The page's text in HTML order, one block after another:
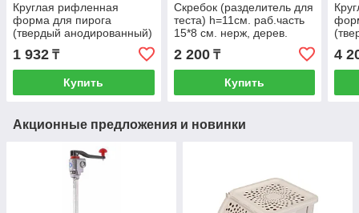
Круглая рифленная
форма для пирога
(твердый анодированный)
(SN5552)
1 932 ₸
Купить
Скребок (разделитель для
теста) h=11см. раб.часть
15*8 см. нерж, дерев.
ручка MGsteel /1/12/120/
2 200₸
Купить
4
Акционные предложения и новинки